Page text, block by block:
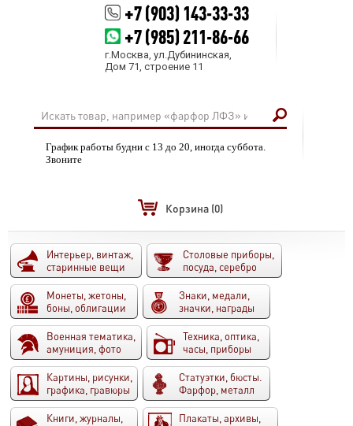
+7 (903) 143-33-33
+7 (985) 211-86-66
г.Москва, ул.Дубининская,
Дом 71, строение 11
График работы будни с 13 до 20, иногда суббота.
Звоните
Корзина (0)
Интерьер, винтаж,
старинные вещи
Столовые приборы,
посуда, серебро
Монеты, жетоны,
боны, облигации
Знаки, медали,
значки, награды
Военная тематика,
амуниция, фото
Техника, оптика,
часы, приборы
Картины, рисунки,
графика, гравюры
Статуэтки, бюсты.
Фарфор, металл
Книги, журналы,
Плакаты, архивы,